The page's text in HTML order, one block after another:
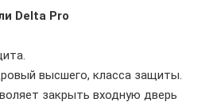
Delta Pro
высшего, класса защиты.
закрыть входную дверь